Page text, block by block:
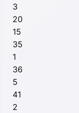
3
20
15
35
1
36
5
41
2